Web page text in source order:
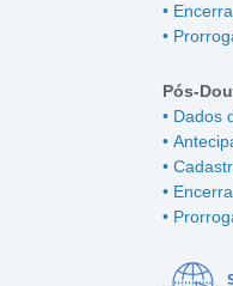
•
•
Pós-
• Dados
•
•
•
•